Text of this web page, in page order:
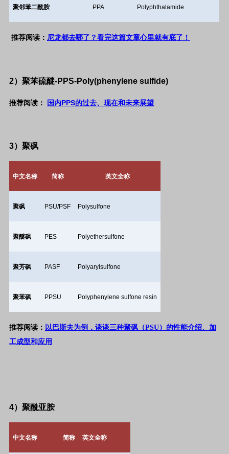
聚邻苯二酰胺 PPA Polyphthalamide
推荐阅读： 尼龙都去哪了？看完这篇文章心里就有底了！
2）聚苯硫醚-PPS-Poly(phenylene sulfide)
推荐阅读： 国内PPS的过去、现在和未来展望
3）聚砜
中文名称 简称 英文全称
聚砜 PSU/PSF Polysulfone
聚醚砜 PES Polyethersulfone
聚芳砜 PASF Polyarylsulfone
聚苯砜 PPSU Polyphenylene sulfone resin
推荐阅读： 以巴斯夫为例，谈谈三种聚砜（PSU）的性能介绍、加
工成型和应用
4）聚酰亚胺
中文名称 简称 英文全称